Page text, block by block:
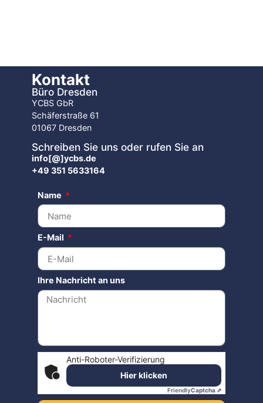
Kontakt
Büro Dresden
YCBS GbR
Schäferstraße 61
01067 Dresden
Schreiben Sie uns oder rufen Sie an
info[@]ycbs.de
+49 351 5633164
Name
E-Mail
Ihre Nachricht an uns
Anti-Roboter-Verifizierung
Hier klicken
FriendlyCaptcha ⇗